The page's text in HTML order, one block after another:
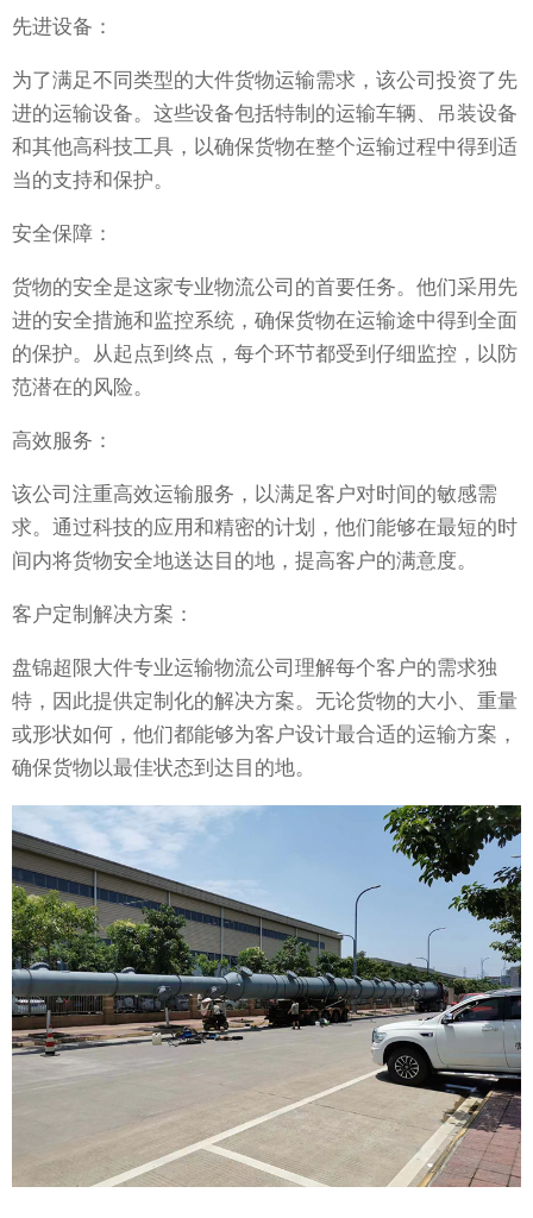
先进设备：
为了满足不同类型的大件货物运输需求，该公司投资了先
进的运输设备。这些设备包括特制的运输车辆、吊装设备
和其他高科技工具，以确保货物在整个运输过程中得到适
当的支持和保护。
安全保障：
货物的安全是这家专业物流公司的首要任务。他们采用先
进的安全措施和监控系统，确保货物在运输途中得到全面
的保护。从起点到终点，每个环节都受到仔细监控，以防
范潜在的风险。
高效服务：
该公司注重高效运输服务，以满足客户对时间的敏感需
求。通过科技的应用和精密的计划，他们能够在最短的时
间内将货物安全地送达目的地，提高客户的满意度。
客户定制解决方案：
盘锦超限大件专业运输物流公司理解每个客户的需求独
特，因此提供定制化的解决方案。无论货物的大小、重量
或形状如何，他们都能够为客户设计最合适的运输方案，
确保货物以最佳状态到达目的地。